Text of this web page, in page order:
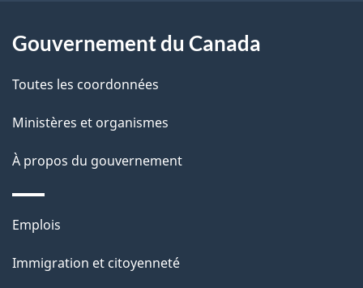
a
p
a
g
e
Gouvernement du Canada
Toutes les coordonnées
Ministères et organismes
À propos du gouvernement
Thèmes
sujets
Emplois
Immigration et citoyenneté